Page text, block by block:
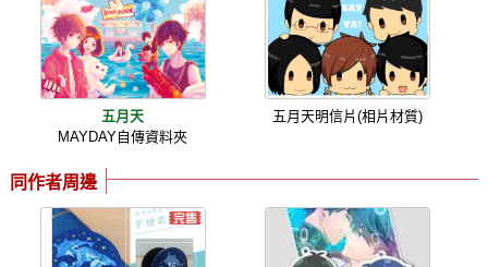
五月天
MAYDAY自傳資料夾
五月天明信片(相片材質)
同作者周邊